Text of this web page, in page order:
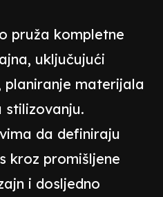
pruža kompletne
uključujući
planiranje materijala
stilizovanju.
da definiraju
kroz promišljene
i dosljedno